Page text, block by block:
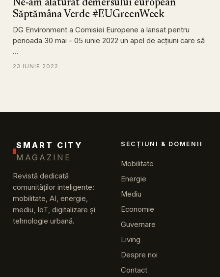
Ne-am alăturat demersului european
Săptămâna Verde #EUGreenWeek
DG Environment a Comisiei Europene a lansat pentru
perioada 30 mai - 05 iunie 2022 un apel de acţiuni care să
…
23 IUNIE 2022
SMART CITY
MAGAZINE
Revistă dedicată
comunităților inteligente:
mobilitate, AI, energie,
mediu, IoT, digitalizare și
tehnologie urbană.
SECȚIUNI & DOMENII
Mobilitate
Energie
Mediu
Economie
Guvernare
Living
Despre noi
Contact